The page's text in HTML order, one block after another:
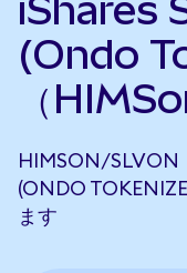
iShares
(Ondo
（
HIMSON/SLVON
(ONDO
ます